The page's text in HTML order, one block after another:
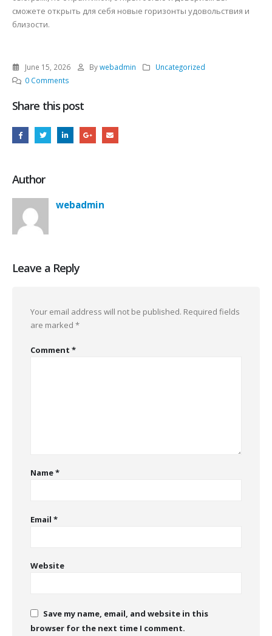
сможете открыть для себя новые горизонты удовольствия и
близости.
June 15, 2026 By webadmin
Uncategorized
0 Comments
Share this post
Author
webadmin
Leave a Reply
Your email address will not be published. Required fields
are marked *
Comment *
Name*
Email *
Website
Save my name, email, and website in this
browser for the next time I comment.